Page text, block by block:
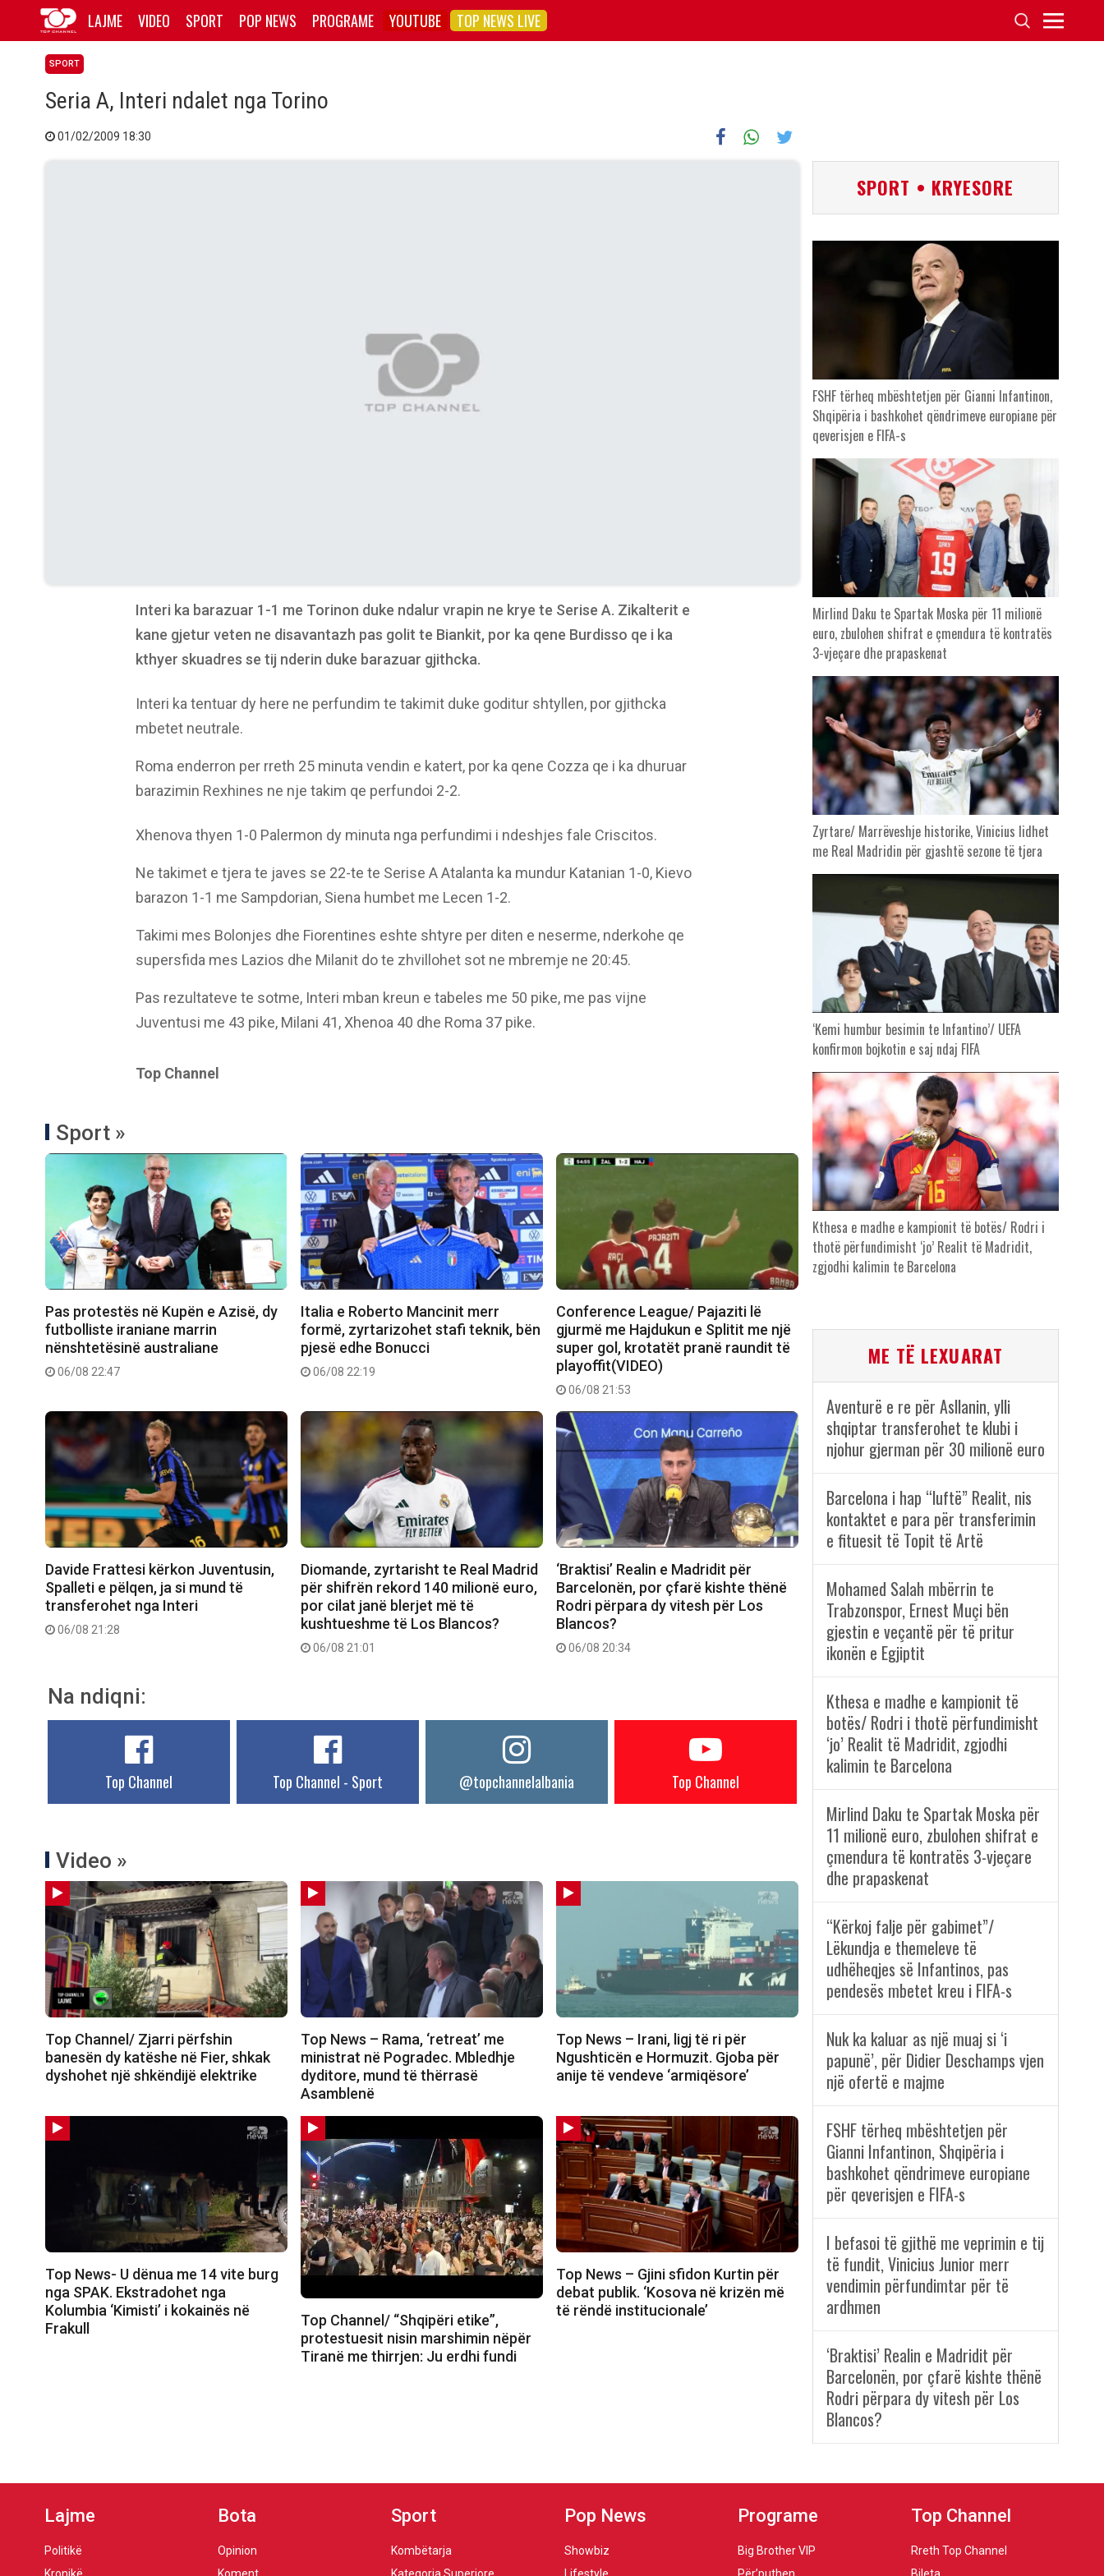
LAJME VIDEO SPORT POP NEWS PROGRAME YOUTUBE TOP NEWS LIVE
SPORT
Seria A, Interi ndalet nga Torino
01/02/2009 18:30
Interi ka barazuar 1-1 me Torinon duke ndalur vrapin ne krye te Serise A. Zikalterit e
kane gjetur veten ne disavantazh pas golit te Biankit, por ka qene Burdisso qe i ka
kthyer skuadres se tij nderin duke barazuar gjithcka.
Interi ka tentuar dy here ne perfundim te takimit duke goditur shtyllen, por gjithcka
mbetet neutrale.
Roma enderron per rreth 25 minuta vendin e katert, por ka qene Cozza qe i ka dhuruar
barazimin Rexhines ne nje takim qe perfundoi 2-2.
Xhenova thyen 1-0 Palermon dy minuta nga perfundimi i ndeshjes fale Criscitos.
Ne takimet e tjera te javes se 22-te te Serise A Atalanta ka mundur Katanian 1-0, Kievo
barazon 1-1 me Sampdorian, Siena humbet me Lecen 1-2.
Takimi mes Bolonjes dhe Fiorentines eshte shtyre per diten e neserme, nderkohe qe
supersfida mes Lazios dhe Milanit do te zhvillohet sot ne mbremje ne 20:45.
Pas rezultateve te sotme, Interi mban kreun e tabeles me 50 pike, me pas vijne
Juventusi me 43 pike, Milani 41, Xhenoa 40 dhe Roma 37 pike.
Top Channel
Sport »
Pas protestës në Kupën e Azisë, dy
futbolliste iraniane marrin
nënshtetësinë australiane
06/08 22:47
Italia e Roberto Mancinit merr
formë, zyrtarizohet stafi teknik, bën
pjesë edhe Bonucci
06/08 22:19
Conference League/ Pajaziti lë
gjurmë me Hajdukun e Splitit me një
super gol, krotatët pranë raundit të
playoffit(VIDEO)
06/08 21:53
Davide Frattesi kërkon Juventusin,
Spalleti e pëlqen, ja si mund të
transferohet nga Interi
06/08 21:28
Diomande, zyrtarisht te Real Madrid
për shifrën rekord 140 milionë euro,
por cilat janë blerjet më të
kushtueshme të Los Blancos?
06/08 21:01
‘Braktisi’ Realin e Madridit për
Barcelonën, por çfarë kishte thënë
Rodri përpara dy vitesh për Los
Blancos?
06/08 20:34
Na ndiqni:
Top Channel Top Channel - Sport @topchannelalbania Top Channel
Video »
Top Channel/ Zjarri përfshin
banesën dy katëshe në Fier, shkak
dyshohet një shkëndijë elektrike
Top News – Rama, ‘retreat’ me
ministrat në Pogradec. Mbledhje
dyditore, mund të thërrasë
Asamblenë
Top News – Irani, ligj të ri për
Ngushticën e Hormuzit. Gjoba për
anije të vendeve ‘armiqësore’
Top News- U dënua me 14 vite burg
nga SPAK. Ekstradohet nga
Kolumbia ‘Kimisti’ i kokainës në
Frakull
Top Channel/ “Shqipëri etike”,
protestuesit nisin marshimin nëpër
Tiranë me thirrjen: Ju erdhi fundi
Top News – Gjini sfidon Kurtin për
debat publik. ‘Kosova në krizën më
të rëndë institucionale’
SPORT • KRYESORE
FSHF tërheq mbështetjen për Gianni Infantinon,
Shqipëria i bashkohet qëndrimeve europiane për
qeverisjen e FIFA-s
Mirlind Daku te Spartak Moska për 11 milionë
euro, zbulohen shifrat e çmendura të kontratës
3-vjeçare dhe prapaskenat
Zyrtare/ Marrëveshje historike, Vinicius lidhet
me Real Madridin për gjashtë sezone të tjera
‘Kemi humbur besimin te Infantino’/ UEFA
konfirmon bojkotin e saj ndaj FIFA
Kthesa e madhe e kampionit të botës/ Rodri i
thotë përfundimisht ‘jo’ Realit të Madridit,
zgjodhi kalimin te Barcelona
ME TË LEXUARAT
Aventurë e re për Asllanin, ylli
shqiptar transferohet te klubi i
njohur gjerman për 30 milionë euro
Barcelona i hap “luftë” Realit, nis
kontaktet e para për transferimin
e fituesit të Topit të Artë
Mohamed Salah mbërrin te
Trabzonspor, Ernest Muçi bën
gjestin e veçantë për të pritur
ikonën e Egjiptit
Kthesa e madhe e kampionit të
botës/ Rodri i thotë përfundimisht
‘jo’ Realit të Madridit, zgjodhi
kalimin te Barcelona
Mirlind Daku te Spartak Moska për
11 milionë euro, zbulohen shifrat e
çmendura të kontratës 3-vjeçare
dhe prapaskenat
“Kërkoj falje për gabimet”/
Lëkundja e themeleve të
udhëheqjes së Infantinos, pas
pendesës mbetet kreu i FIFA-s
Nuk ka kaluar as një muaj si ‘i
papunë’, për Didier Deschamps vjen
një ofertë e majme
FSHF tërheq mbështetjen për
Gianni Infantinon, Shqipëria i
bashkohet qëndrimeve europiane
për qeverisjen e FIFA-s
I befasoi të gjithë me veprimin e tij
të fundit, Vinicius Junior merr
vendimin përfundimtar për të
ardhmen
‘Braktisi’ Realin e Madridit për
Barcelonën, por çfarë kishte thënë
Rodri përpara dy vitesh për Los
Blancos?
Lajme
Politikë
Bota
Opinion
Sport
Kombëtarja
Pop News
Showbiz
Programe
Big Brother VIP
Top Channel
Rreth Top Channel